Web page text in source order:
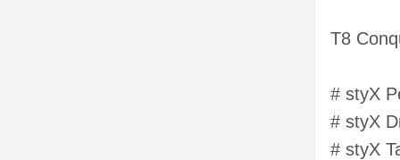
T8
# styX
# styX
# styX